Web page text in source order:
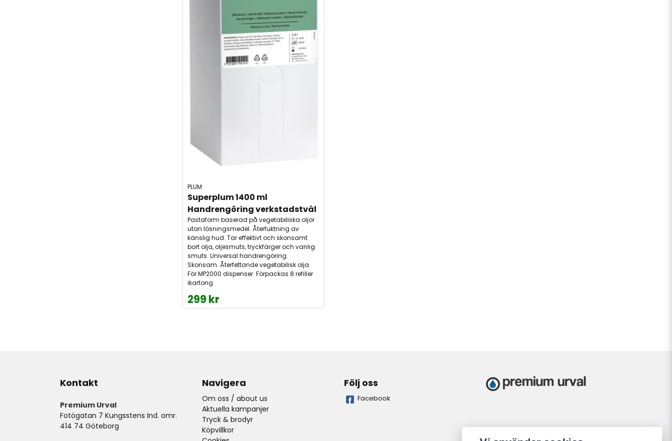
PLUM
Superplum 1400 ml
Handrengöring verkstadstvål
Pastaform baserad på vegetabiliska oljor
utan lösningsmedel. Återfuktning av
känslig hud. Tar effektivt och skonsamt
bort olja, oljesmuts, tryckfärger och vanlig
smuts. Universal handrengöring.
Skonsam. Återfettande vegetabilisk olja.
För MP2000 dispenser. Förpackas 8 refiller
ikartong.
299 kr
Kontakt
Premium Urval
Fotögatan 7 Kungsstens Ind. omr.
414 74 Göteborg
Navigera
Om oss / about us
Aktuella kampanjer
Tryck & brodyr
Köpvillkor
Följ oss
Facebook